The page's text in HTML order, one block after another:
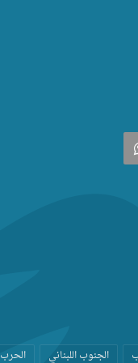
واتساب
الجنوب اللبناني الحرب